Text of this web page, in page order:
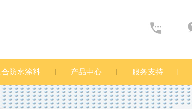
防水涂料 产品中心 服务支持